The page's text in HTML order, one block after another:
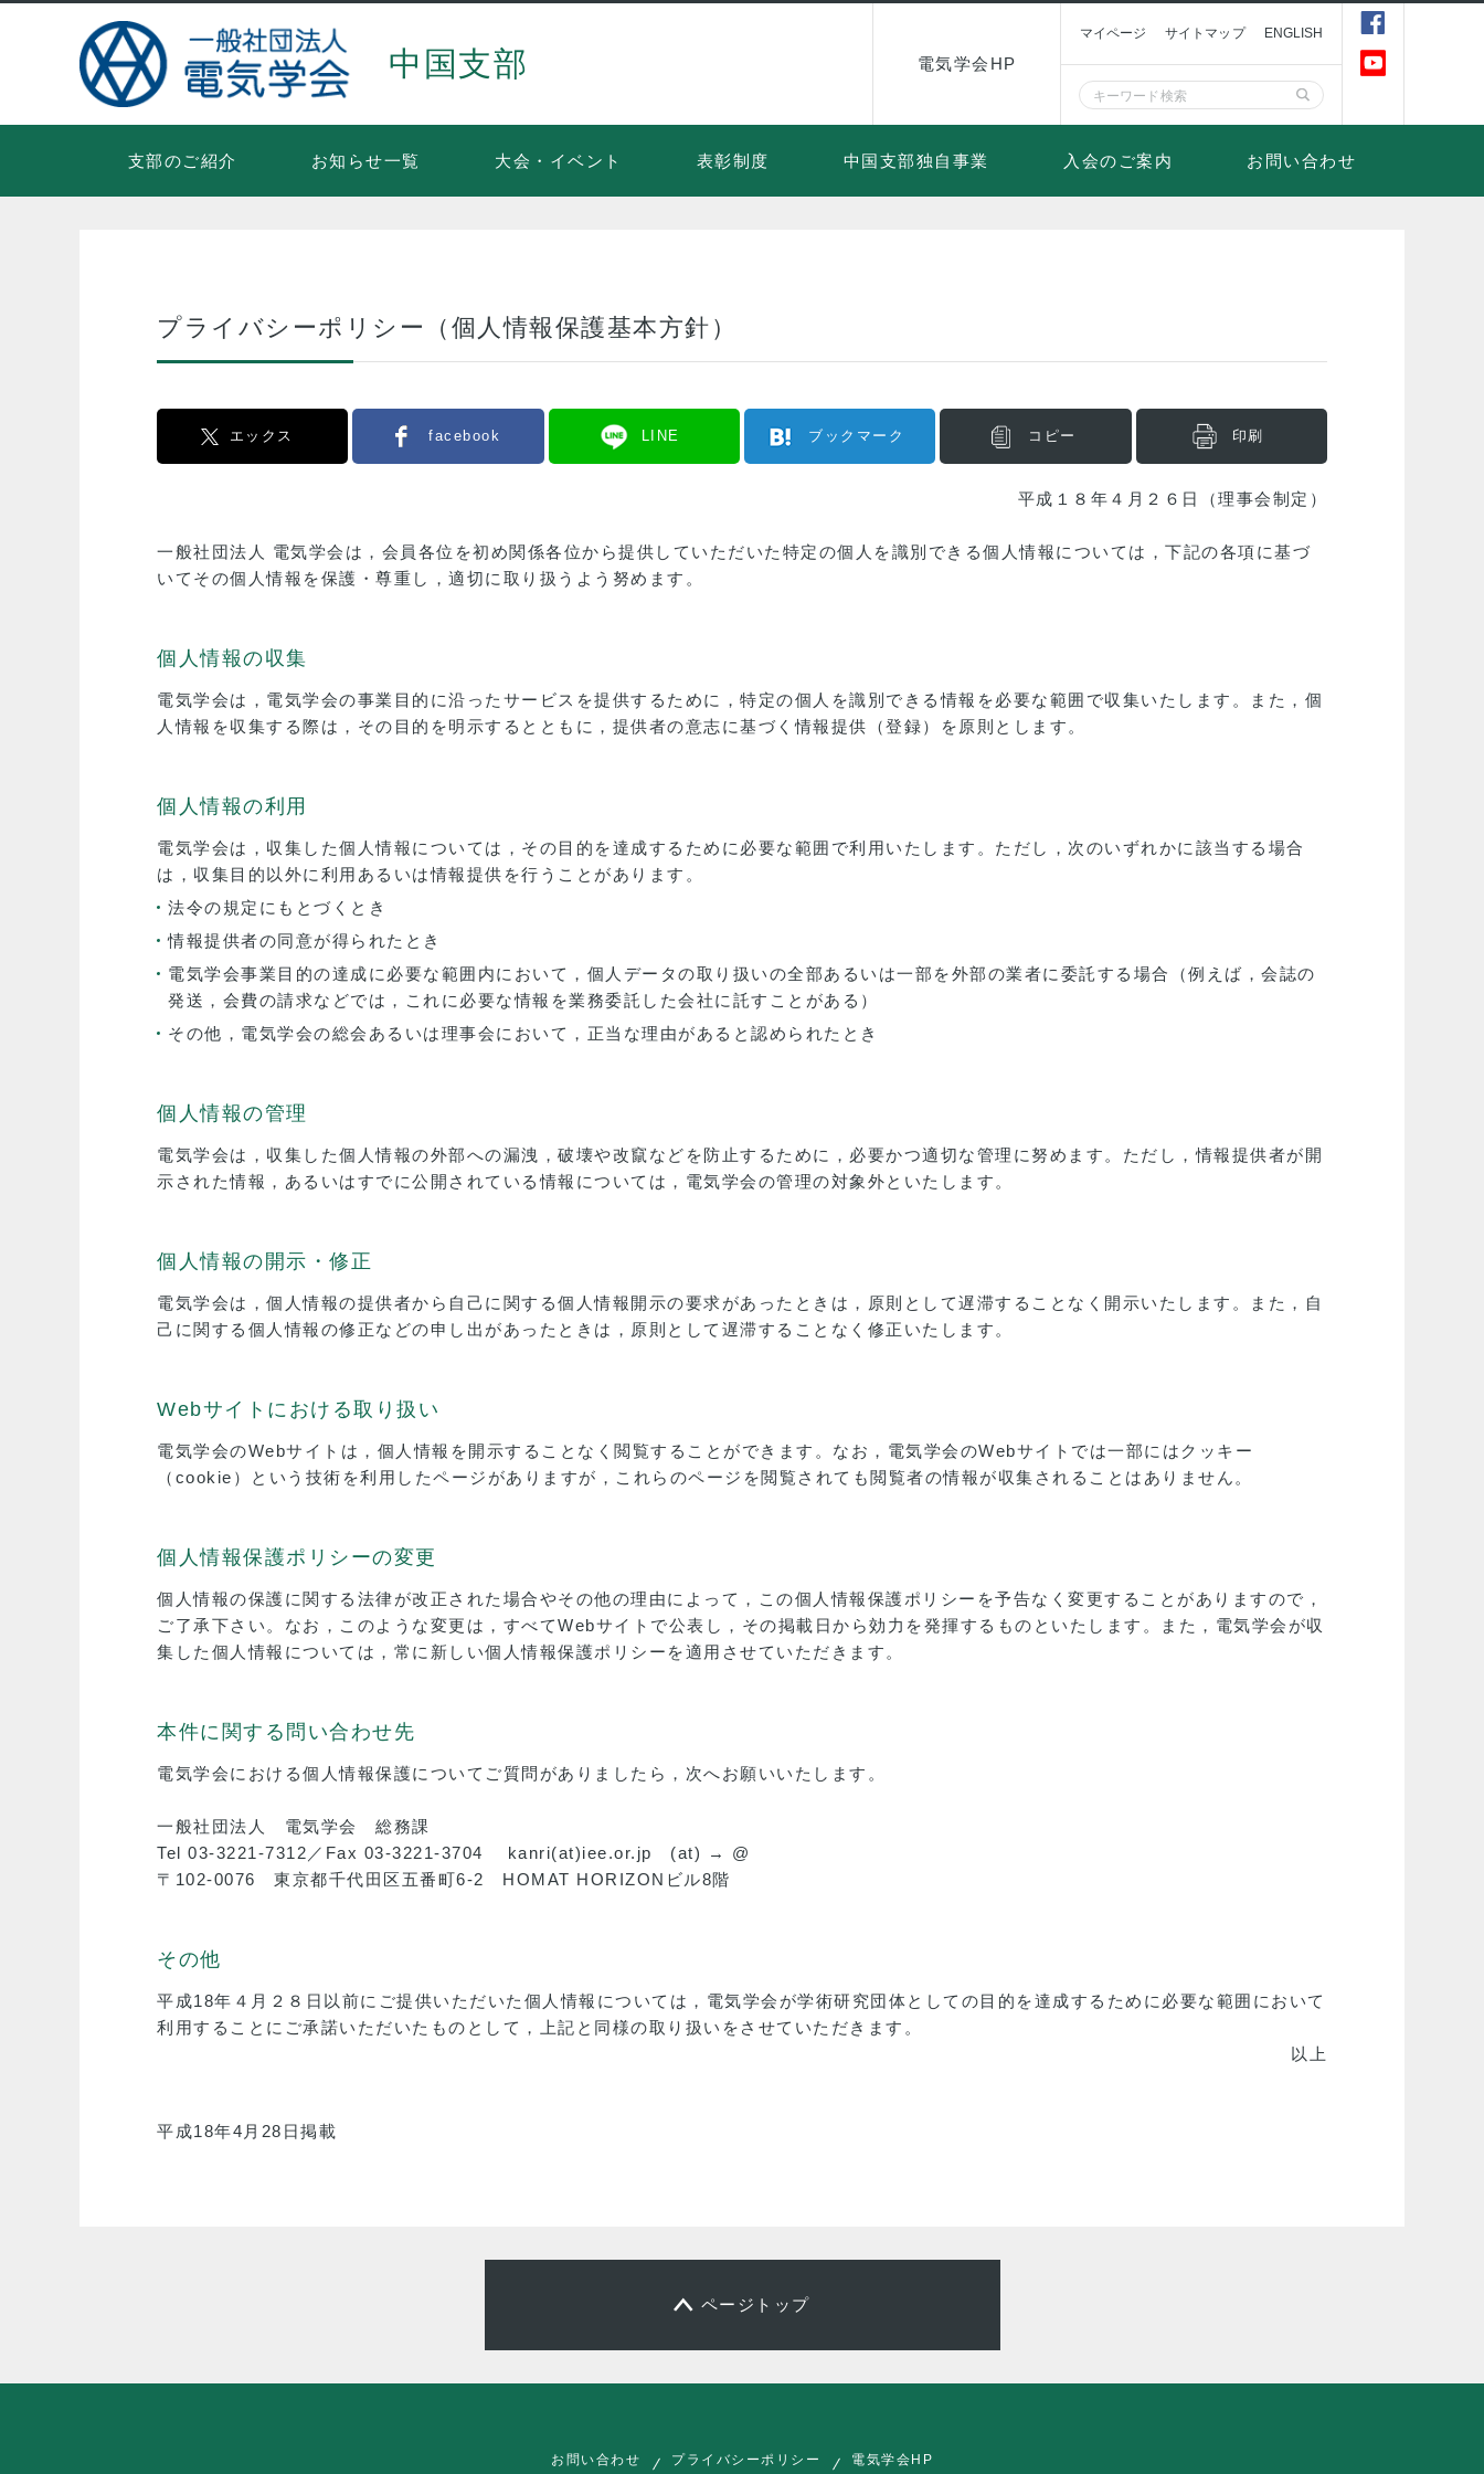
中国支部 電気学会HP
マイページ サイトマップ ENGLISH
支部のご紹介 お知らせ一覧 大会・イベント 表彰制度 中国支部独自事業 入会のご案内 お問い合わせ
プライバシーポリシー（個人情報保護基本方針）
エックス facebook LINE ブックマーク コピー 印刷
平成１８年４月２６日（理事会制定）
一般社団法人 電気学会は，会員各位を初め関係各位から提供していただいた特定の個人を識別できる個人情報については，下記の各項に基づ
いてその個人情報を保護・尊重し，適切に取り扱うよう努めます。
個人情報の収集
電気学会は，電気学会の事業目的に沿ったサービスを提供するために，特定の個人を識別できる情報を必要な範囲で収集いたします。また，個
人情報を収集する際は，その目的を明示するとともに，提供者の意志に基づく情報提供（登録）を原則とします。
個人情報の利用
電気学会は，収集した個人情報については，その目的を達成するために必要な範囲で利用いたします。ただし，次のいずれかに該当する場合
は，収集目的以外に利用あるいは情報提供を行うことがあります。
法令の規定にもとづくとき
情報提供者の同意が得られたとき
電気学会事業目的の達成に必要な範囲内において，個人データの取り扱いの全部あるいは一部を外部の業者に委託する場合（例えば，会誌の
発送，会費の請求などでは，これに必要な情報を業務委託した会社に託すことがある）
その他，電気学会の総会あるいは理事会において，正当な理由があると認められたとき
個人情報の管理
電気学会は，収集した個人情報の外部への漏洩，破壊や改竄などを防止するために，必要かつ適切な管理に努めます。ただし，情報提供者が開
示された情報，あるいはすでに公開されている情報については，電気学会の管理の対象外といたします。
個人情報の開示・修正
電気学会は，個人情報の提供者から自己に関する個人情報開示の要求があったときは，原則として遅滞することなく開示いたします。また，自
己に関する個人情報の修正などの申し出があったときは，原則として遅滞することなく修正いたします。
Webサイトにおける取り扱い
電気学会のWebサイトは，個人情報を開示することなく閲覧することができます。なお，電気学会のWebサイトでは一部にはクッキー
（cookie）という技術を利用したページがありますが，これらのページを閲覧されても閲覧者の情報が収集されることはありません。
個人情報保護ポリシーの変更
個人情報の保護に関する法律が改正された場合やその他の理由によって，この個人情報保護ポリシーを予告なく変更することがありますので，
ご了承下さい。なお，このような変更は，すべてWebサイトで公表し，その掲載日から効力を発揮するものといたします。また，電気学会が収
集した個人情報については，常に新しい個人情報保護ポリシーを適用させていただきます。
本件に関する問い合わせ先
電気学会における個人情報保護についてご質問がありましたら，次へお願いいたします。
一般社団法人 電気学会 総務課
Tel 03-3221-7312／Fax 03-3221-3704 kanri(at)iee.or.jp (at) → @
〒102-0076 東京都千代田区五番町6-2 HOMAT HORIZONビル8階
その他
平成18年４月２８日以前にご提供いただいた個人情報については，電気学会が学術研究団体としての目的を達成するために必要な範囲において
利用することにご承諾いただいたものとして，上記と同様の取り扱いをさせていただきます。
以上
平成18年4月28日掲載
ページトップ
お問い合わせ プライバシーポリシー 電気学会HP